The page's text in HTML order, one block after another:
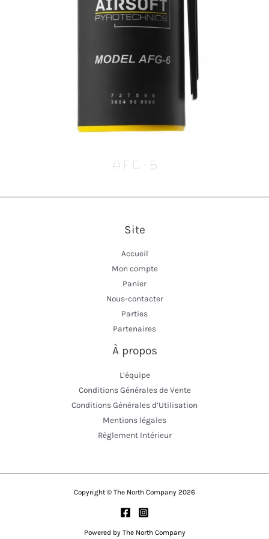
AFG-6
Site
Accueil
Mon compte
Panier
Nous-contacter
Parties
Partenaires
À propos
L’équipe
Conditions Générales de Vente
Conditions Générales d’Utilisation
Mentions légales
Règlement Intérieur
Copyright © The North Company 2026
Powered by The North Company